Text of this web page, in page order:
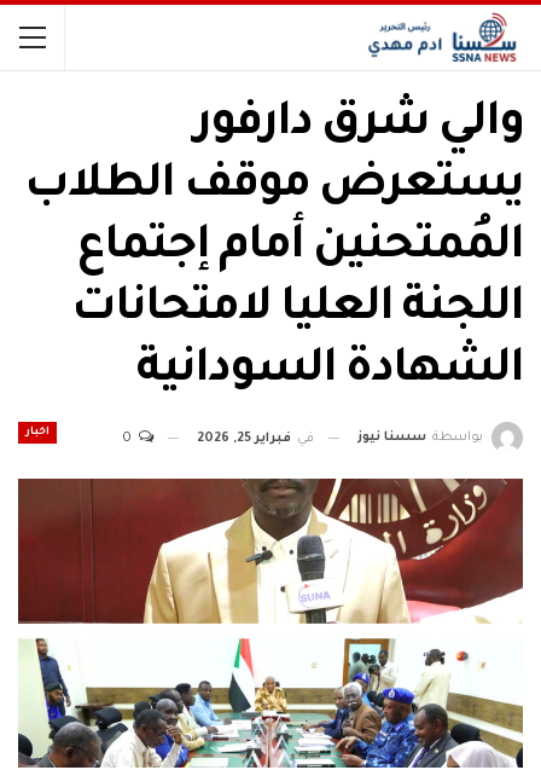
والي شرق دارفور
يستعرض موقف الطلاب
المُمتحنين أمام إجتماع
اللجنة العليا لامتحانات
الشهادة السودانية
اخبار بواسطة سسنا نيوز في فبراير 25, 2026